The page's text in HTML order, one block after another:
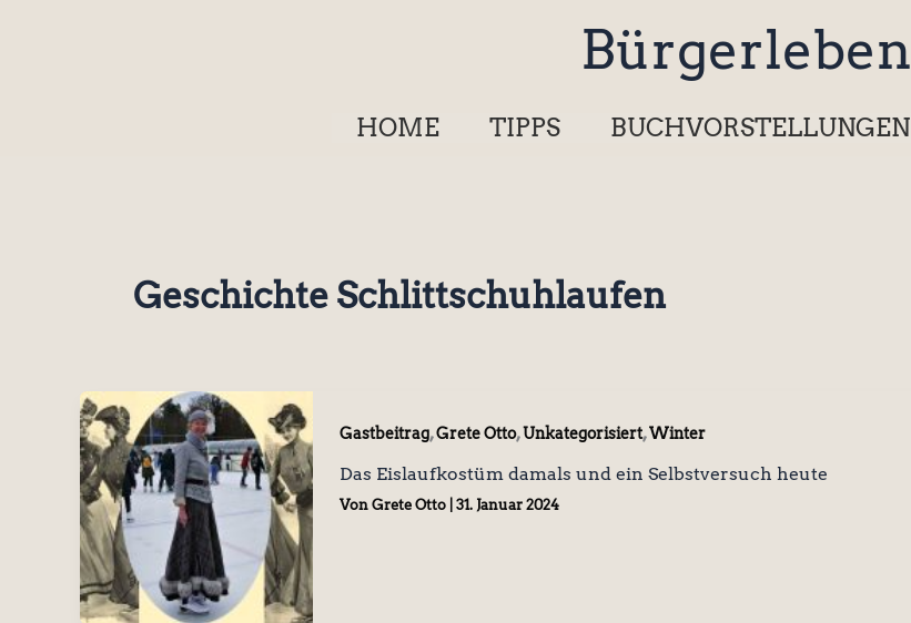
Bürgerleben
HOME TIPPS BUCHVORSTELLUNGEN
Geschichte Schlittschuhlaufen
Gastbeitrag,Grete Otto,Unkategorisiert,Winter
Das Eislaufkostüm damals und ein Selbstversuch heute
Von Grete Otto 31. Januar 2024